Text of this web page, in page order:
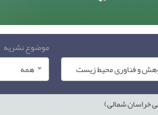
و فناوری محیط زیست
موضوع نشریه
همه
خراسان شمالی)